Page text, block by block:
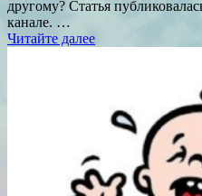
другому? Статья
канале. …
Читайте далее